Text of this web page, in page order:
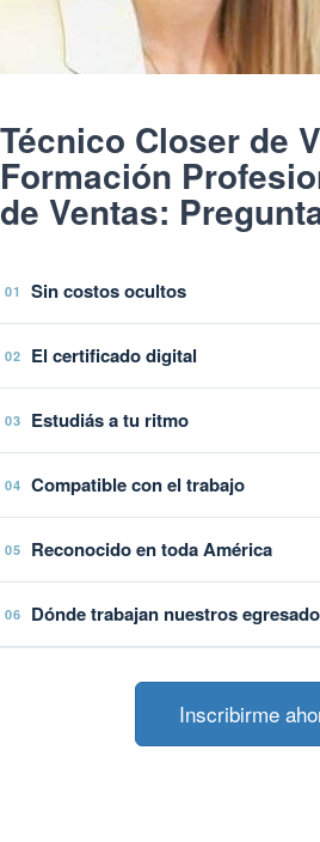
Técnico Closer de
Formación
de Ventas:
01 Sin costos ocultos
02 El certificado digital
03 Estudiás a tu ritmo
04 Compatible con el trabajo
05 Reconocido en toda América
06 Dónde trabajan nuestros
Inscribirme